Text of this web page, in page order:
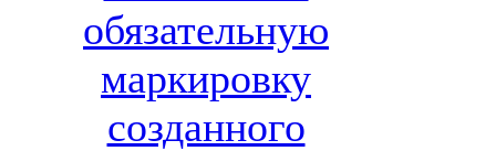
обязательную
маркировку
созданного